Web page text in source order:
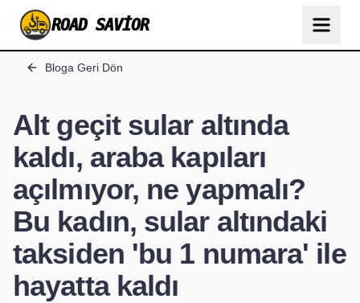
ROAD SAVIOR
Bloga Geri Dön
Alt geçit sular altında
kaldı, araba kapıları
açılmıyor, ne yapmalı?
Bu kadın, sular altındaki
taksiden 'bu 1 numara' ile
hayatta kaldı